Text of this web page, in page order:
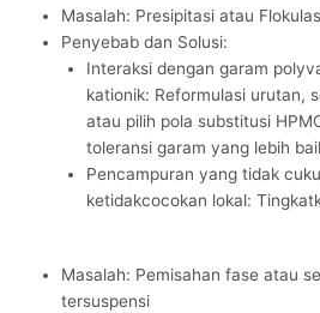
Masalah: Presipitasi atau
Penyebab dan Solusi:
Interaksi dengan garam
kationik: Reformulasi urutan,
atau pilih pola substitusi
toleransi garam yang lebih
Pencampuran yang tidak
ketidakcocokan lokal:
Masalah: Pemisahan fase atau
tersuspensi